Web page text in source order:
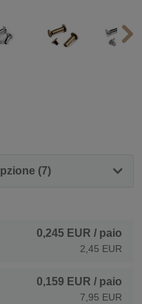
(7)
0,245 EUR / paio
2,45 EUR
0,159 EUR / paio
7,95 EUR